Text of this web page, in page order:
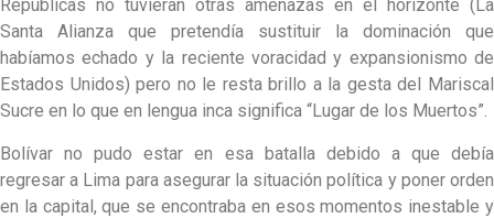
Repúblicas no tuvieran otras amenazas en el horizonte (La
Santa Alianza que pretendía sustituir la dominación que
habíamos echado y la reciente voracidad y expansionismo de
Estados Unidos) pero no le resta brillo a la gesta del Mariscal
Sucre en lo que en lengua inca significa “Lugar de los Muertos”.
Bolívar no pudo estar en esa batalla debido a que debía
regresar a Lima para asegurar la situación política y poner orden
en la capital, que se encontraba en esos momentos inestable y